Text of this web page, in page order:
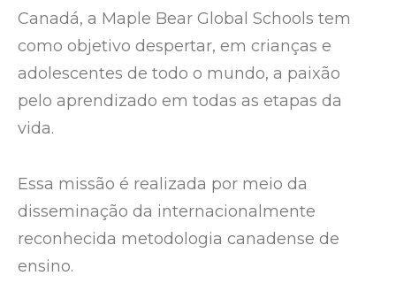
Canadá, a Maple Bear Global Schools tem
como objetivo despertar, em crianças e
adolescentes de todo o mundo, a paixão
pelo aprendizado em todas as etapas da
vida.
Essa missão é realizada por meio da
disseminação da internacionalmente
reconhecida metodologia canadense de
ensino.